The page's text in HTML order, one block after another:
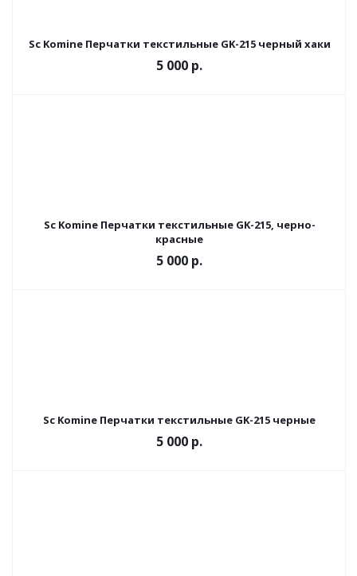
Sc Komine Перчатки текстильные GK-215 черный хаки
5 000 р.
Sc Komine Перчатки текстильные GK-215, черно-
красные
5 000 р.
Sc Komine Перчатки текстильные GK-215 черные
5 000 р.